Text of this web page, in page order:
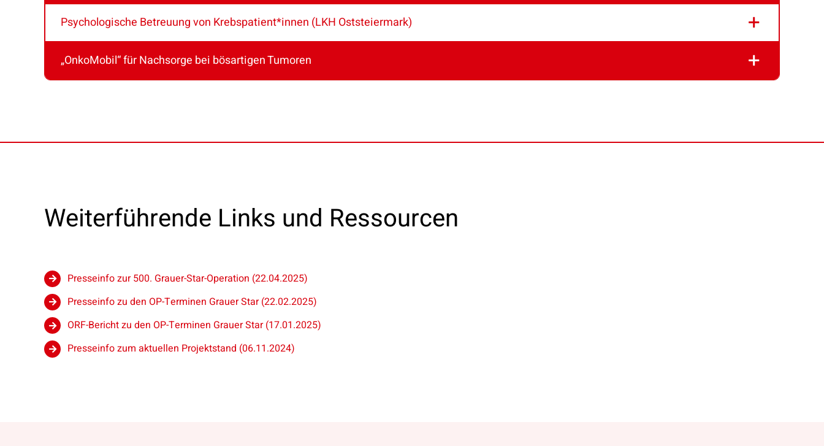
Psychologische Betreuung von Krebspatient*innen (LKH Oststeiermark)
„OnkoMobil“ für Nachsorge bei bösartigen Tumoren
Weiterführende Links und Ressourcen
Presseinfo zur 500. Grauer-Star-Operation (22.04.2025)
Presseinfo zu den OP-Terminen Grauer Star(22.02.2025)
ORF-Bericht zu den OP-Terminen Grauer Star(17.01.2025)
Presseinfo zum aktuellen Projektstand (06.11.2024)